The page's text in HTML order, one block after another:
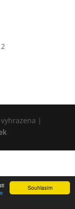
Souhlasím
|